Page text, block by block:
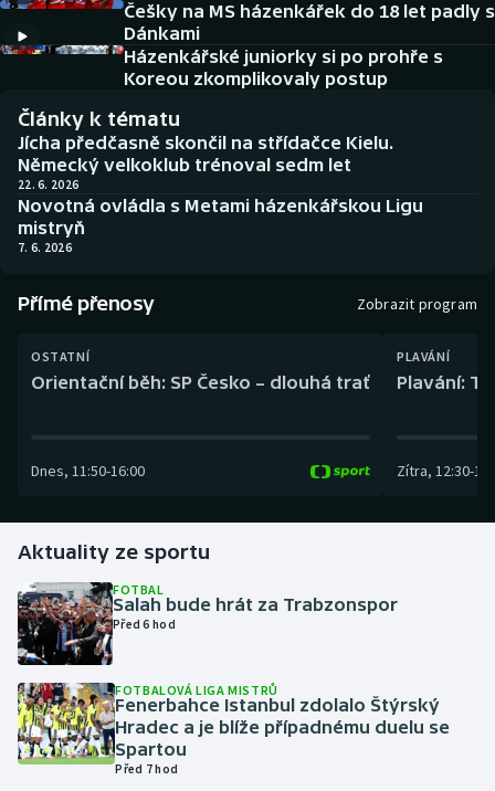
Americký fotbal
Baseball a softbal
Basketbal
Biatlon
Boby a skeleton
Box
Curling
Golf
Gymnastika
Házená
Jezdectví
Judo
NEPŘEHLÉDNĚTE
Historické návraty
Aplikace ČT sport
AZ kvíz
Češky na MS házenkářek do 18 let padly s
Dánkami
Házenkářské juniorky si po prohře s
Koreou zkomplikovaly postup
Články k tématu
Jícha předčasně skončil na střídačce Kielu.
Německý velkoklub trénoval sedm let
22. 6. 2026
Novotná ovládla s Metami házenkářskou Ligu
mistryň
7. 6. 2026
Přímé přenosy Zobrazit program
OSTATNÍ
Orientační běh: SP Česko – dlouhá trať
Dnes, 11:50-16:00
PLAVÁNÍ
Plavání:
Zítra, 12:30-
Aktuality ze sportu
FOTBAL
Salah bude hrát za Trabzonspor
Před 6 hod
FOTBALOVÁ LIGA MISTRŮ
Fenerbahce Istanbul zdolalo Štýrský
Hradec a je blíže případnému duelu se
Spartou
Před 7 hod